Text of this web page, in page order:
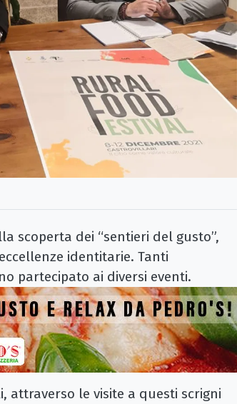
scoperta dei “sentieri del gusto”,
identitarie. Tanti
partecipato ai diversi eventi.
attraverso le visite a questi scrigni